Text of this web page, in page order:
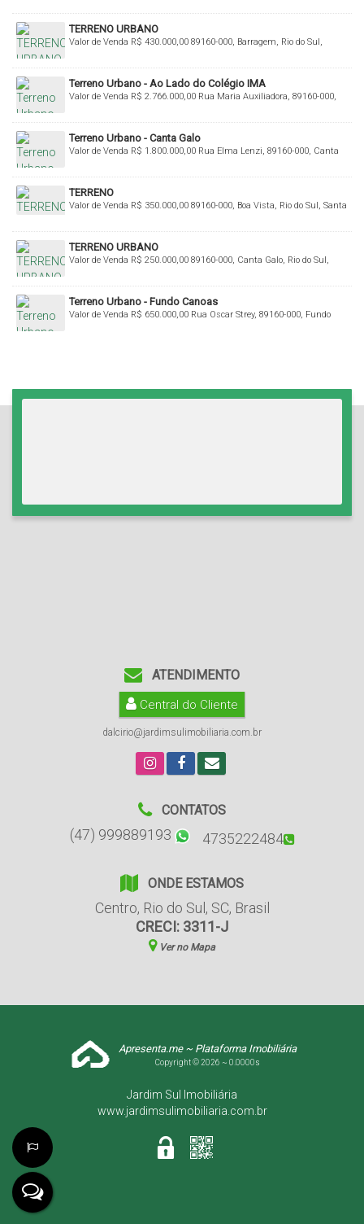
TERRENO URBANO
R$ 430.000,00
Valor de Venda
89160-000, Barragem, Rio do Sul,
Terreno Urbano - Ao Lado do Colégio IMA
R$ 2.766.000,00
Valor de Venda
Rua Maria Auxiliadora, 89160-000,
Terreno Urbano - Canta Galo
R$ 1.800.000,00
Valor de Venda
Rua Elma Lenzi, 89160-000, Canta
TERRENO
R$ 350.000,00
Valor de Venda
89160-000, Boa Vista, Rio do Sul, Santa
TERRENO URBANO
R$ 250.000,00
Valor de Venda
89160-000, Canta Galo, Rio do Sul,
Terreno Urbano - Fundo Canoas
R$ 650.000,00
Valor de Venda
Rua Oscar Strey, 89160-000, Fundo
ATENDIMENTO
Central do Cliente
dalcirio@jardimsulimobiliaria.com.br
CONTATOS
(47) 999889193 4735222484
ONDE ESTAMOS
Centro, Rio do Sul , SC, Brasil
CRECI: 3311-J
Ver no Mapa
Apresenta.me ~ Plataforma Imobiliária
Copyright © 2026 ~ 0.0000s
Jardim Sul Imobiliária
www.jardimsulimobiliaria.com.br